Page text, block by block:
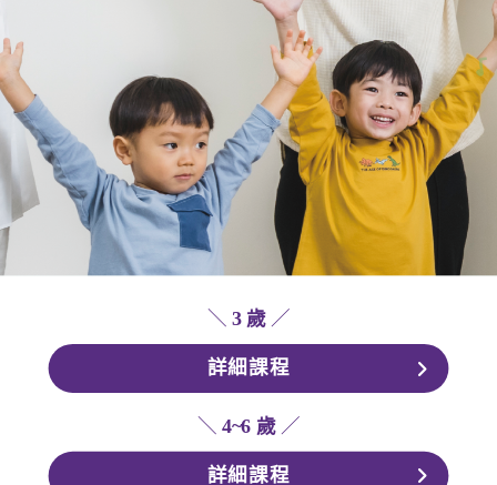
＼ 3 歲／
詳細課程
＼ 4~6 歲／
詳細課程